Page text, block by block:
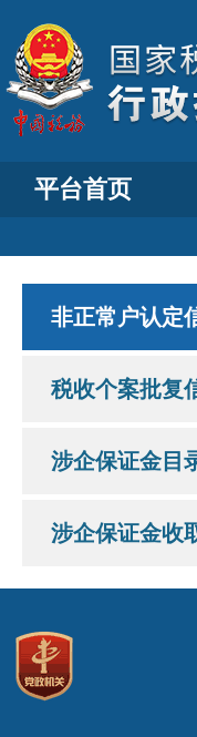
平台首页
非正常户认定
税收个案批复
涉企保证金目
涉企保证金收